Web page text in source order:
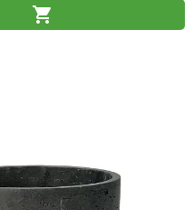
shopping_cart